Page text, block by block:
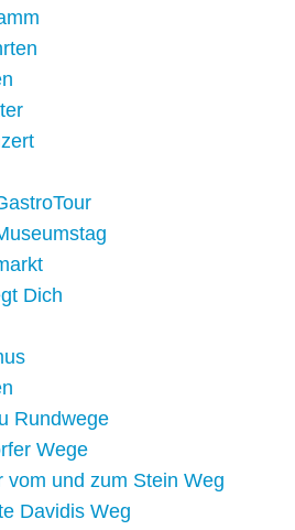
Dich
Rundwege
Wege
vom und zum Stein Weg
Davidis Weg